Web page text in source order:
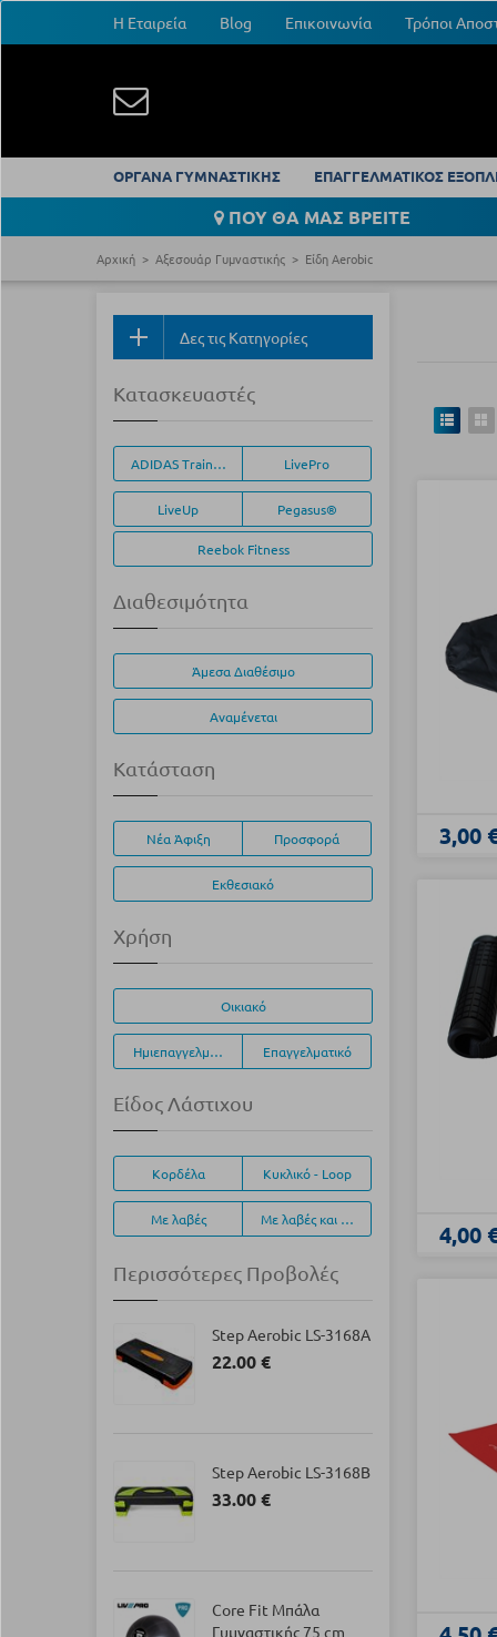
Η Εταιρεία Blog Επικοινωνία Τρόποι
ΟΡΓΑΝΑ ΓΥΜΝΑΣΤΙΚΗΣ ΕΠΑΓΓΕΛΜΑΤΙΚΟΣ
ΠΟΥ ΘΑ ΜΑΣ ΒΡΕΙΤΕ
Αρχική Αξεσουάρ Γυμναστικής Είδη Aerobic
3,00
4,00
Δες τις Κατηγορίες
Κατασκευαστές
ADIDAS Training EquipmentLivePro
LiveUp Pegasus®
Reebok Fitness
Διαθεσιμότητα
Άμεσα Διαθέσιμο
Αναμένεται
Κατάσταση
Νέα Άφιξη Προσφορά
Εκθεσιακό
Χρήση
Οικιακό
Ημιεπαγγελματικό Επαγγελματικό
Είδος Λάστιχου
Κορδέλα Κυκλικό - Loop
Με λαβές Με λαβές και κάλυμμα
Περισσότερες Προβολές
Step Aerobic LS-3168Α
22.00 €
Step Aerobic LS-3168B
33.00 €
Core Fit Μπάλα
Γυμναστικής 75 cm